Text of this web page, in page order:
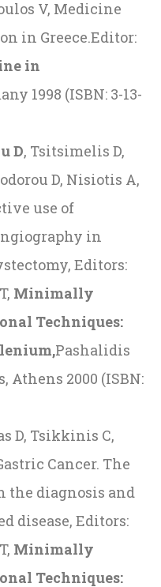
V, Medicine
in Greece.Editor:
in
1998 (ISBN: 3-13-
D, Tsitsimelis D,
D, Nisiotis A,
use of
in
Editors:
Minimally
Techniques:
Pashalidis
2000 (ISBN:
D, Tsikkinis C,
Cancer. The
the diagnosis and
disease, Editors:
Minimally
Techniques: